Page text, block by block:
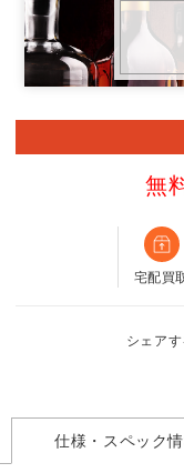
無
宅配買
シェアす
仕様・スペック